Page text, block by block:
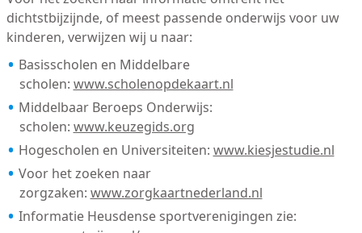
dichtstbijzijnde, of meest passende onderwijs voor uw
kinderen, verwijzen wij u naar:
Basisscholen en Middelbare
scholen: www.scholenopdekaart.nl
Middelbaar Beroeps Onderwijs:
scholen: www.keuzegids.org
Hogescholen en Universiteiten: www.kiesjestudie.nl
Voor het zoeken naar
zorgzaken: www.zorgkaartnederland.nl
Informatie Heusdense sportverenigingen zie: